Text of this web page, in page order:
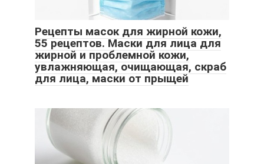
Рецепты масок для жирной кожи,
55 рецептов. Маски для лица для
жирной и проблемной кожи,
увлажняющая, очищающая, скраб
для лица, маски от прыщей